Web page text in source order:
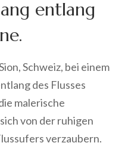
entlang
Schweiz, bei einem
des Flusses
malerische
von der ruhigen
verzaubern.